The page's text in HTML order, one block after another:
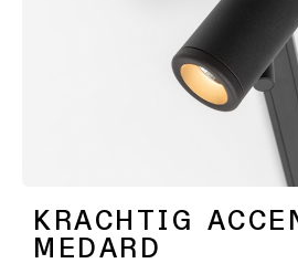
KRACHTIG
MEDARD